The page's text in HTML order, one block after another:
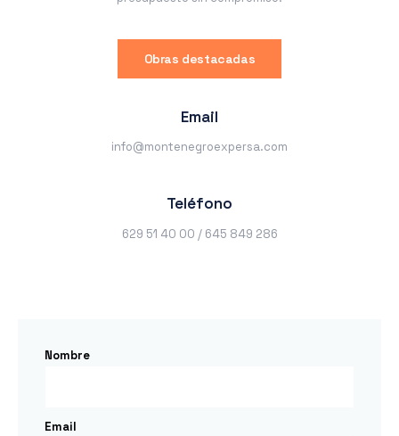
Obras destacadas
Email
info@montenegroexpersa.com
Teléfono
629 51 40 00 / 645 849 286
Nombre
Email